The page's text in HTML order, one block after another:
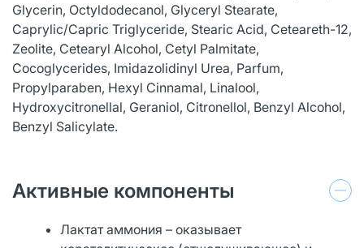
Glycerin, Octyldodecanol, Glyceryl Stearate,
Caprylic/Capric Triglyceride, Stearic Acid, Ceteareth-12,
Zeolite, Cetearyl Alcohol, Cetyl Palmitate,
Cocoglycerides, Imidazolidinyl Urea, Parfum,
Propylparaben, Hexyl Cinnamal, Linalool,
Hydroxycitronellal, Geraniol, Citronellol, Benzyl Alcohol,
Benzyl Salicylate.
Активные компоненты
Лактат аммония – оказывает